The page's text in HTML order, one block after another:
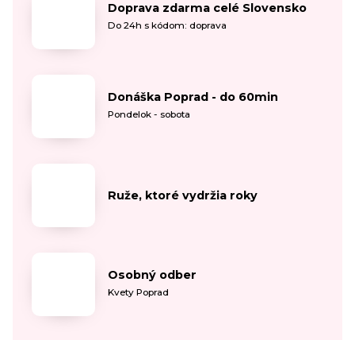
Doprava zdarma celé Slovensko
Do 24h s kódom: doprava
Donáška Poprad - do 60min
Pondelok - sobota
Ruže, ktoré vydržia roky
Osobný odber
Kvety Poprad